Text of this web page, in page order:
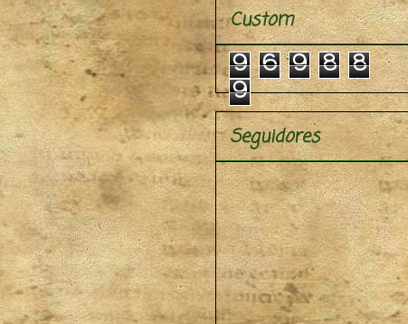
Custom
9 6 9 8 8
9
Seguidores